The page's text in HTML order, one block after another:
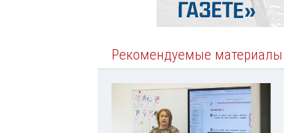
Рекомендуемые материалы